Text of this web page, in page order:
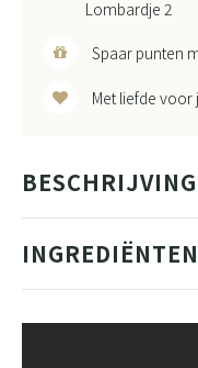
Lombardje 2
Spaar punten
Met liefde
BESCHRIJVING
INGREDIËNTEN